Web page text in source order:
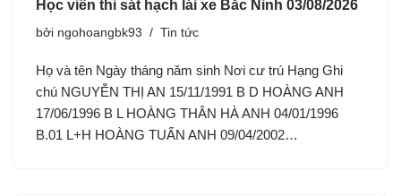
Học viên thi sát hạch lái xe Bắc Ninh 03/08/2026
bởi ngohoangbk93 Tin tức
Họ và tên Ngày tháng năm sinh Nơi cư trú Hạng Ghi
chú NGUYỄN THỊ AN 15/11/1991 B D HOÀNG ANH
17/06/1996 B L HOÀNG THÂN HÀ ANH 04/01/1996
B.01 L+H HOÀNG TUẤN ANH 09/04/2002…